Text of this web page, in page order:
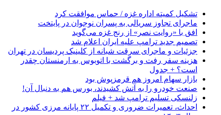
تشکیل کمیته اداره غزه / حماس موافقت کرد
ماجرای تجاوز سریالی به پسران نوجوان در پایتخت
افق با «روایت نصر» از رنج غزه می‌گوید
تصمیم جدید ترامپ علیه ایران اعلام شد
جزئیات و ماجرای سرقت شبانه از کلینیک پردیسان در تهران
هزینه سفر رفت و برگشت با اتوبوس به ارمنستان چقدر
است؟ + جدول
بازار سهام امروز هم قرمزپوش بود
صنعت خودرو را به آتش کشیدند، بورس هم به دنبال آن!
زلنسکی تسلیم ترامپ شد + فیلم
احداث، تعمیرات ضروری و تکمیل ۲۲ پایانه مرزی کشور در